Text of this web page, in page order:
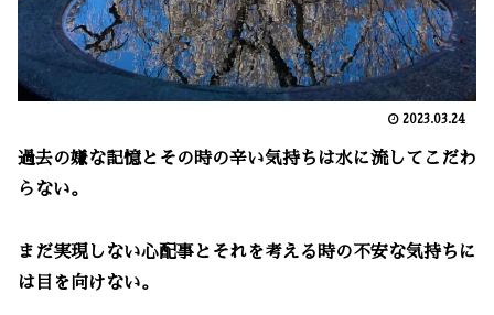
2023.03.24
過去の嫌な記憶とその時の辛い気持ちは水に流してこだわ
らない。
まだ実現しない心配事とそれを考える時の不安な気持ちに
は目を向けない。